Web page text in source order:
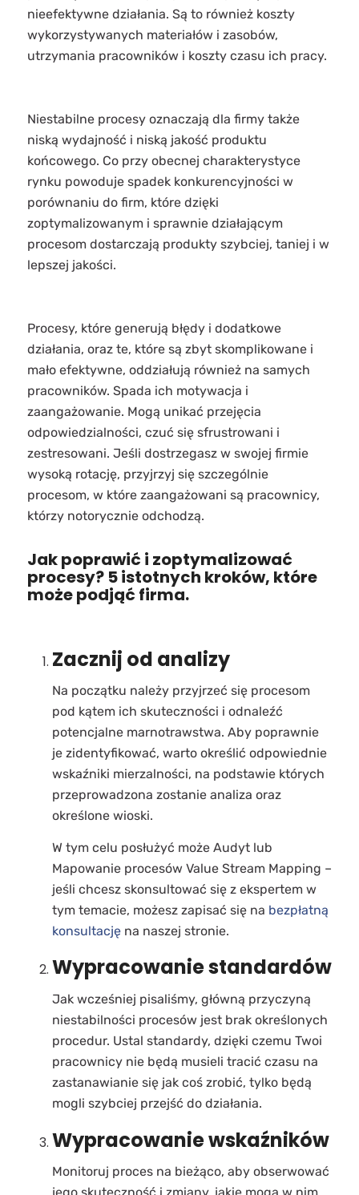
nieefektywne działania. Są to również koszty
wykorzystywanych materiałów i zasobów,
utrzymania pracowników i koszty czasu ich pracy.
Niestabilne procesy oznaczają dla firmy także
niską wydajność i niską jakość produktu
końcowego. Co przy obecnej charakterystyce
rynku powoduje spadek konkurencyjności w
porównaniu do firm, które dzięki
zoptymalizowanym i sprawnie działającym
procesom dostarczają produkty szybciej, taniej i w
lepszej jakości.
Procesy, które generują błędy i dodatkowe
działania, oraz te, które są zbyt skomplikowane i
mało efektywne, oddziałują również na samych
pracowników. Spada ich motywacja i
zaangażowanie. Mogą unikać przejęcia
odpowiedzialności, czuć się sfrustrowani i
zestresowani. Jeśli dostrzegasz w swojej firmie
wysoką rotację, przyjrzyj się szczególnie
procesom, w które zaangażowani są pracownicy,
którzy notorycznie odchodzą.
Jak poprawić i zoptymalizować
procesy? 5 istotnych kroków, które
może podjąć firma.
Zacznij od analizy
Na początku należy przyjrzeć się procesom
pod kątem ich skuteczności i odnaleźć
potencjalne marnotrawstwa. Aby poprawnie
je zidentyfikować, warto określić odpowiednie
wskaźniki mierzalności, na podstawie których
przeprowadzona zostanie analiza oraz
określone wioski.
W tym celu posłużyć może Audyt lub
Mapowanie procesów Value Stream Mapping –
jeśli chcesz skonsultować się z ekspertem w
tym temacie, możesz zapisać się na bezpłatną
konsultacjęna naszej stronie.
Wypracowanie standardów
Jak wcześniej pisaliśmy, główną przyczyną
niestabilności procesów jest brak określonych
procedur. Ustal standardy, dzięki czemu Twoi
pracownicy nie będą musieli tracić czasu na
zastanawianie się jak coś zrobić, tylko będą
mogli szybciej przejść do działania.
Wypracowanie wskaźników
Monitoruj proces na bieżąco, aby obserwować